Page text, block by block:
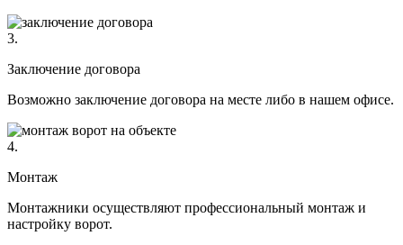
3.
Заключение договора
Возможно заключение договора на месте либо в нашем офисе.
4.
Монтаж
Монтажники осуществляют профессиональный монтаж и
настройку ворот.